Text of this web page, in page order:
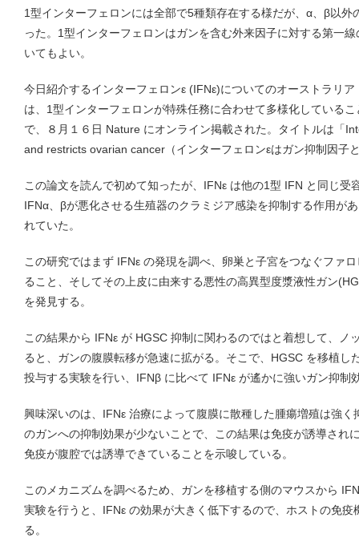
1型インターフェロンには全部で5種類存在する様だが、α、β以外
った。1型インターフェロンはガンを含む外来因子に対する第一
いてもよい。
今日紹介するインターフェロンε (IFNε)についてのオーストラリ
は、1型インターフェロンが特殊任務に合わせて多様化している
で、８月１６日 Nature にオンライン掲載された。タイトルは「
and restricts ovarian cancer（インターフェロンεはガン抑制因子
この論文を読んで初めて知ったが、IFNε は他の1型 IFN と同じ受
IFNα、βが悪化させる生殖器のクラミジア感染を抑制する作用が
れていた。
この研究ではまず IFNε の発現を調べ、卵巣と子宮をつなぐファ
ること、そしてその上皮に由来する悪性の高異型度漿液性ガン
を発見する。
この結果から IFNε が HGSC 抑制に関わるのではと着想して、ノ
ると、ガンの腹膜転移が急速に拡がる。そこで、HGSC を移植し
投与する実験を行い、IFNβ に比べて IFNε が遙かに強いガン抑制
興味深いのは、IFNε 治療によって腹膜に散種した腫瘍増殖は強
のガンへの抑制効果が少ないことで、この結果は免疫が誘導され
免疫が腹腔では誘導できていることを示唆している。
このメカニズムを調べるため、ガンを移植する側のマウスから
実験を行うと、IFNε の効果が大きく低下するので、ホストの免
る。